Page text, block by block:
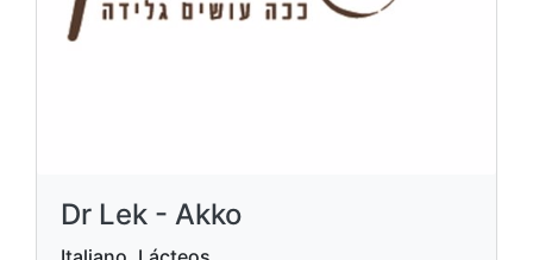
Dr Lek - Akko